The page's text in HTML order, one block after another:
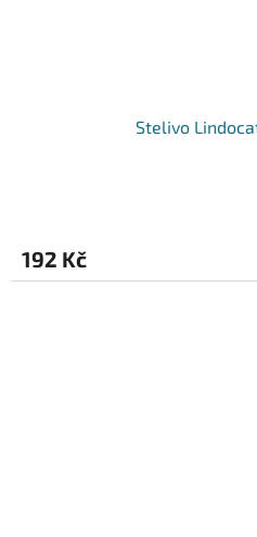
Stelivo
192 Kč